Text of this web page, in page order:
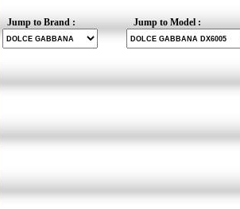
Jump to Brand : Jump to Model :